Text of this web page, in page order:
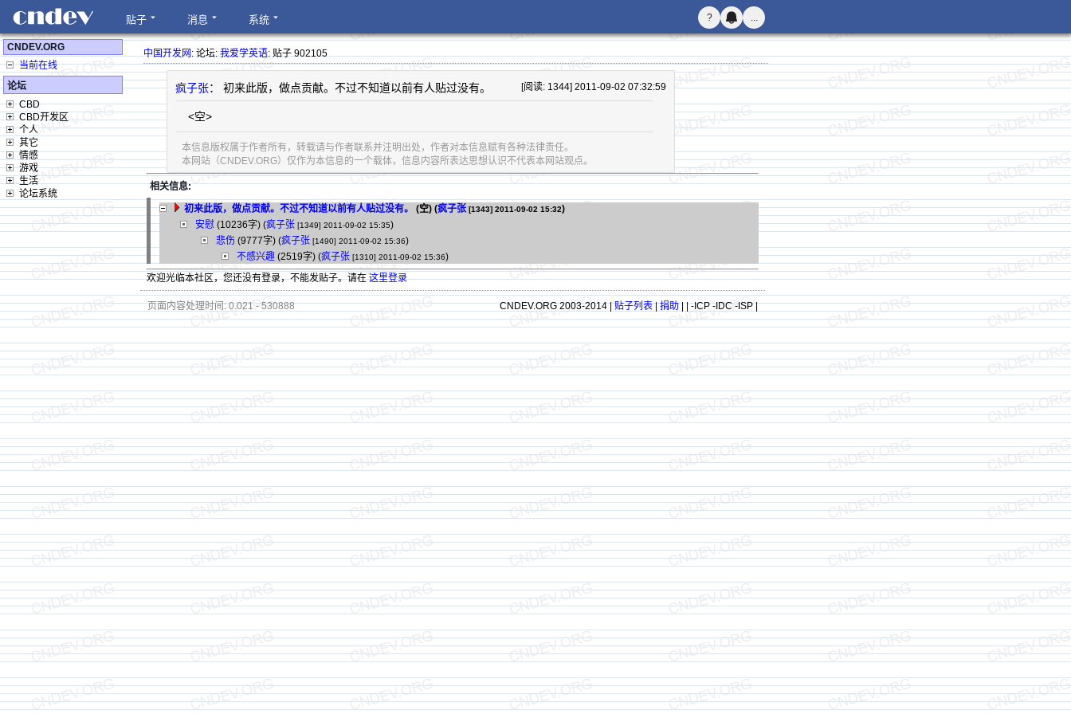
贴子 消息 系统 ? ...
CNDEV.ORG
当前在线
论坛
CBD
CBD开发区
个人
其它
情感
游戏
生活
论坛系统
中国开发网: 论坛:我爱学英语: 贴子 902105
疯子张： 初来此版，做点贡献。不过不知道以前有人贴过没有。 [阅读: 1344] 2011-09-02 07:32:59
<空>
本信息版权属于作者所有，转载请与作者联系并注明出处，作者对本信息赋有各种法律责任。
本网站（CNDEV.ORG）仅作为本信息的一个载体，信息内容所表达思想认识不代表本网站观点。
相关信息:
初来此版，做点贡献。不过不知道以前有人贴过没有。
(空) (疯子张 [1343] 2011-09-02 15:32)
安慰 (10236字) (疯子张 [1349] 2011-09-02 15:35)
悲伤 (9777字) (疯子张 [1490] 2011-09-02 15:36)
不感兴趣 (2519字) (疯子张 [1310] 2011-09-02 15:36)
欢迎光临本社区，您还没有登录，不能发贴子。请在这里登录
页面内容处理时间: 0.021 - 530888 CNDEV.ORG 2003-2014 |贴子列表|捐助|| -ICP -IDC -ISP |